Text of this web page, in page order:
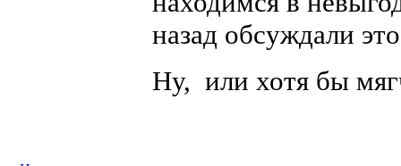
назад обсуждали
Ну, или хотя бы